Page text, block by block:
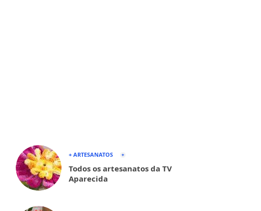
+ ARTESANATOS
Todos os artesanatos da TV
Aparecida